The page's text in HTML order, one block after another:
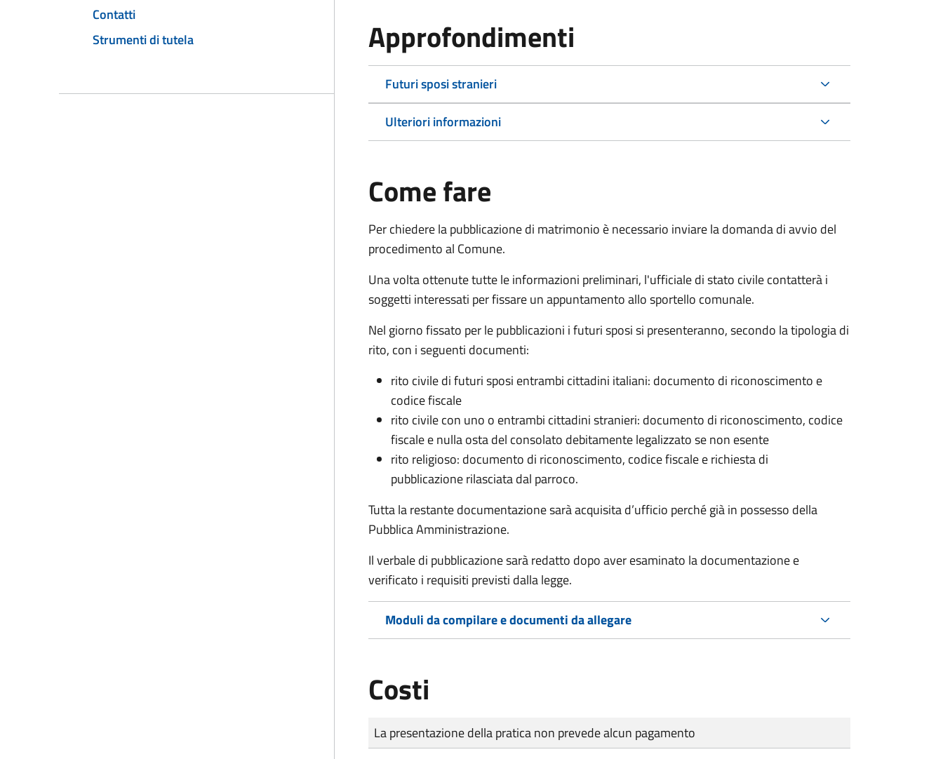
Contatti
Strumenti di tutela
Approfondimenti
Futuri sposi stranieri
Ulteriori informazioni
Come fare
Per chiedere la pubblicazione di matrimonio è necessario inviare la domanda di avvio del
procedimento al Comune.
Una volta ottenute tutte le informazioni preliminari, l'ufficiale di stato civile contatterà i
soggetti interessati per fissare un appuntamento allo sportello comunale.
Nel giorno fissato per le pubblicazioni i futuri sposi si presenteranno, secondo la tipologia di
rito, con i seguenti documenti:
rito civile di futuri sposi entrambi cittadini italiani: documento di riconoscimento e
codice fiscale
rito civile con uno o entrambi cittadini stranieri: documento di riconoscimento, codice
fiscale e nulla osta del consolato debitamente legalizzato se non esente
rito religioso: documento di riconoscimento, codice fiscale e richiesta di
pubblicazione rilasciata dal parroco.
Tutta la restante documentazione sarà acquisita d’ufficio perché già in possesso della
Pubblica Amministrazione.
Il verbale di pubblicazione sarà redatto dopo aver esaminato la documentazione e
verificato i requisiti previsti dalla legge.
Moduli da compilare e documenti da allegare
Costi
Tipo di pagamento
Importo
La presentazione della pratica non prevede alcun pagamento